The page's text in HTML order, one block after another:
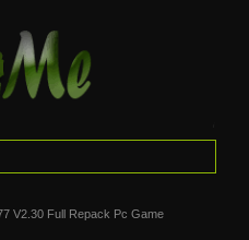
V2.30 Full Repack Pc Game